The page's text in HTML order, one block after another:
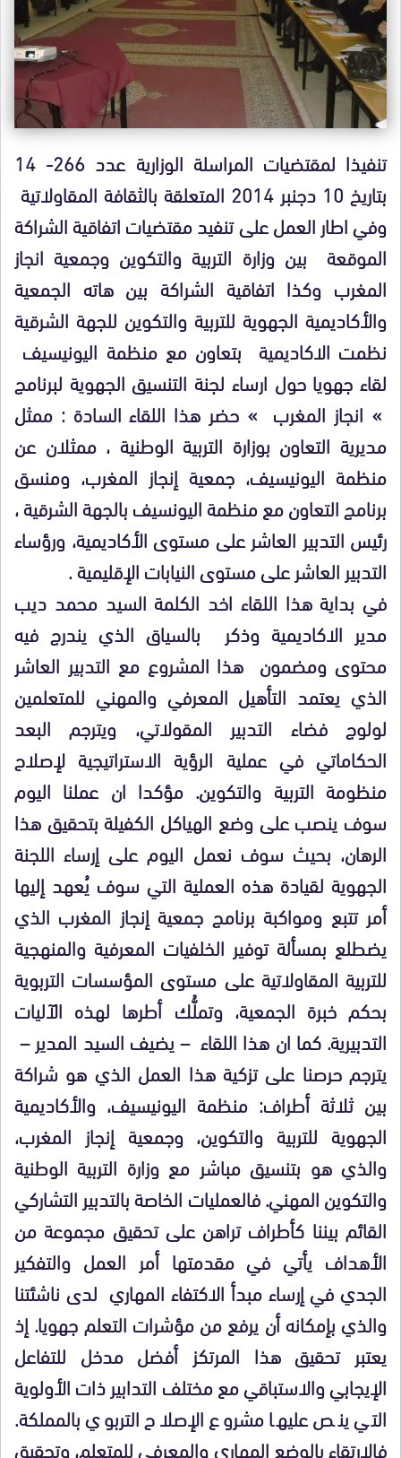
تنفيذا لمقتضيات المراسلة الوزارية عدد 266- 14
بتاريخ 10 دجنبر 2014 المتعلقة بالثقافة المقاولاتية
وفي اطار العمل على تنفيد مقتضيات اتفاقية الشراكة
الموقعة بين وزارة التربية والتكوين وجمعية انجاز
المغرب وكذا اتفاقية الشراكة بين هاته الجمعية
والأكاديمية الجهوية للتربية والتكوين للجهة الشرقية
نظمت الاكاديمية بتعاون مع منظمة اليونيسيف
لقاء جهويا حول ارساء لجنة التنسيق الجهوية لبرنامج
» انجاز المغرب » حضر هذا اللقاء السادة : ممثل
مديرية التعاون بوزارة التربية الوطنية ، ممثلان عن
منظمة اليونيسيف، جمعية إنجاز المغرب، ومنسق
برنامج التعاون مع منظمة اليونسيف بالجهة الشرقية ،
رئيس التدبير العاشر على مستوى الأكاديمية، ورؤساء
التدبير العاشر على مستوى النيابات الإقليمية .
في بداية هذا اللقاء اخد الكلمة السيد محمد ديب
مدير الاكاديمية وذكر بالسياق الذي يندرج فيه
محتوى ومضمون هذا المشروع مع التدبير العاشر
الذي يعتمد التأهيل المعرفي والمهني للمتعلمين
لولوج فضاء التدبير المقولاتي، ويترجم البعد
الحكاماتي في عملية الرؤية الاستراتيجية لإصلاح
منظومة التربية والتكوين. مؤكدا ان عملنا اليوم
سوف ينصب على وضع الهياكل الكفيلة بتحقيق هذا
الرهان، بحيث سوف نعمل اليوم على إرساء اللجنة
الجهوية لقيادة هذه العملية التي سوف يُعهد إليها
أمر تتبع ومواكبة برنامج جمعية إنجاز المغرب الذي
يضطلع بمسألة توفير الخلفيات المعرفية والمنهجية
للتربية المقاولاتية على مستوى المؤسسات التربوية
بحكم خبرة الجمعية، وتملُّك أطرها لهذه الآليات
التدبيرية. كما ان هذا اللقاء – يضيف السيد المدير –
يترجم حرصنا على تزكية هذا العمل الذي هو شراكة
بين ثلاثة أطراف: منظمة اليونيسيف، والأكاديمية
الجهوية للتربية والتكوين، وجمعية إنجاز المغرب،
والذي هو بتنسيق مباشر مع وزارة التربية الوطنية
والتكوين المهني. فالعمليات الخاصة بالتدبير التشاركي
القائم بيننا كأطراف تراهن على تحقيق مجموعة من
الأهداف يأتي في مقدمتها أمر العمل والتفكير
الجدي في إرساء مبدأ الاكتفاء المهاري لدى ناشئتنا
والذي بإمكانه أن يرفع من مؤشرات التعلم جهويا. إذ
يعتبر تحقيق هذا المرتكز أفضل مدخل للتفاعل
الإيجابي والاستباقي مع مختلف التدابير ذات الأولوية
التي ينص عليها مشروع الإصلاح التربوي بالمملكة.
فالارتقاء بالوضع المهاري والمعرفي للمتعلم، وتحقيق